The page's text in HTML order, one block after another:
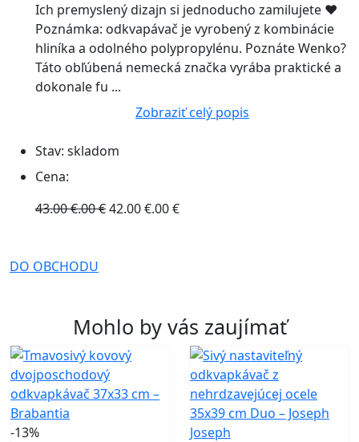
Ich premyslený dizajn si jednoducho zamilujete ♥
Poznámka: odkvapávač je vyrobený z kombinácie
hliníka a odolného polypropylénu. Poznáte Wenko?
Táto obľúbená nemecká značka vyrába praktické a
dokonale fu ...
Zobraziť celý popis
Stav: skladom
Cena:
43.00 €.00 €42.00 €.00 €
DO OBCHODU
Mohlo by vás zaujímať
-13%